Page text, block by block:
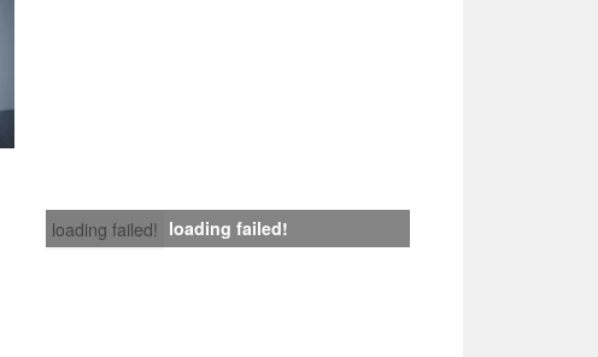
loading failed! loading failed!